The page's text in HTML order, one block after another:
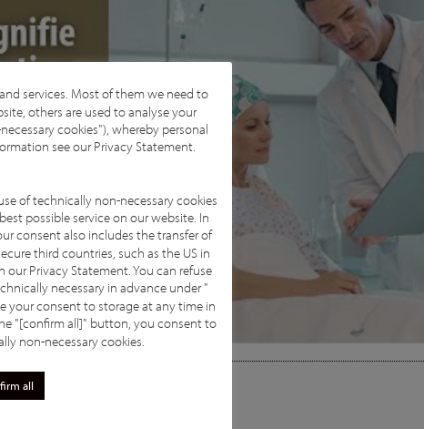
Play
services. Most of them we need to
others are used to analyse your
cookies"), whereby personal
see ourPrivacy Statement.
of technically non-necessary cookies
possible service on our website. In
consent also includes the transfer of
third countries, such as the US in
ourPrivacy Statement. You can refuse
necessary in advance under "
your consent to storage at any time in
"[confirm all]" button, you consent to
non-necessary cookies.
all